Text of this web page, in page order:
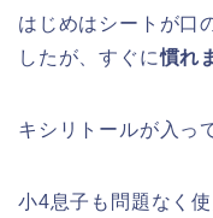
はじめはシートが口
したが、すぐに慣れ
キシリトールが入っ
小4息子も問題なく使